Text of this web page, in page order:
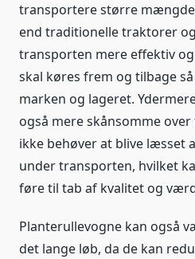
transportere større
end traditionelle traktorer
transporten mere effektiv
skal køres frem og tilbage
marken og lageret.
også mere skånsomme
ikke behøver at blive læsset
under transporten, hvilket
føre til tab af kvalitet og
Planterullevogne kan også
det lange løb, da de kan